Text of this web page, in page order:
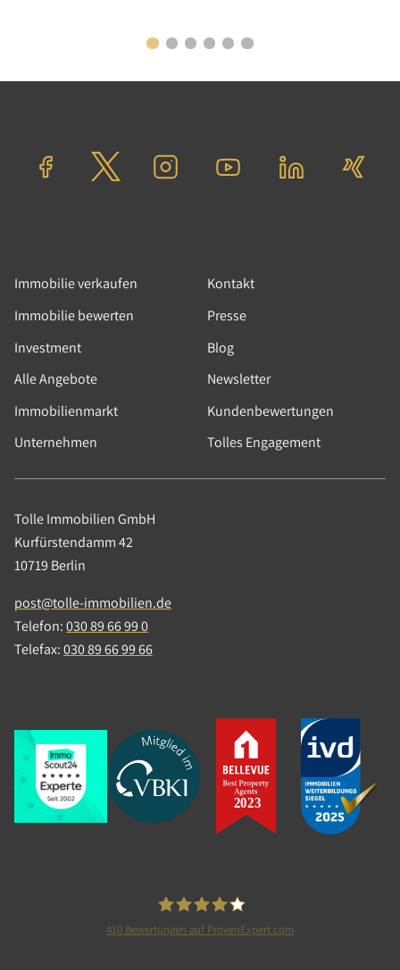
Immobilie verkaufen
Immobilie bewerten
Investment
Alle Angebote
Immobilienmarkt
Unternehmen
Kontakt
Presse
Blog
Newsletter
Kundenbewertungen
Tolles Engagement
Tolle Immobilien GmbH
Kurfürstendamm 42
10719 Berlin
post@tolle-immobilien.de
Telefon:030 89 66 99 0
Telefax:030 89 66 99 66
410Bewertungen auf ProvenExpert.com